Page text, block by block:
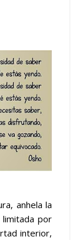
anhela la
por
interior,